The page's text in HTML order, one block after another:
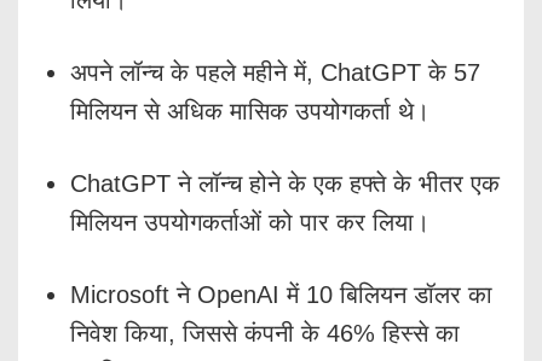
अपने लॉन्च के पहले महीने में, ChatGPT के 57
मिलियन से अधिक मासिक उपयोगकर्ता थे।
ChatGPT ने लॉन्च होने के एक हफ्ते के भीतर एक
मिलियन उपयोगकर्ताओं को पार कर लिया।
Microsoft ने OpenAI में 10 बिलियन डॉलर का
निवेश किया, जिससे कंपनी के 46% हिस्से का